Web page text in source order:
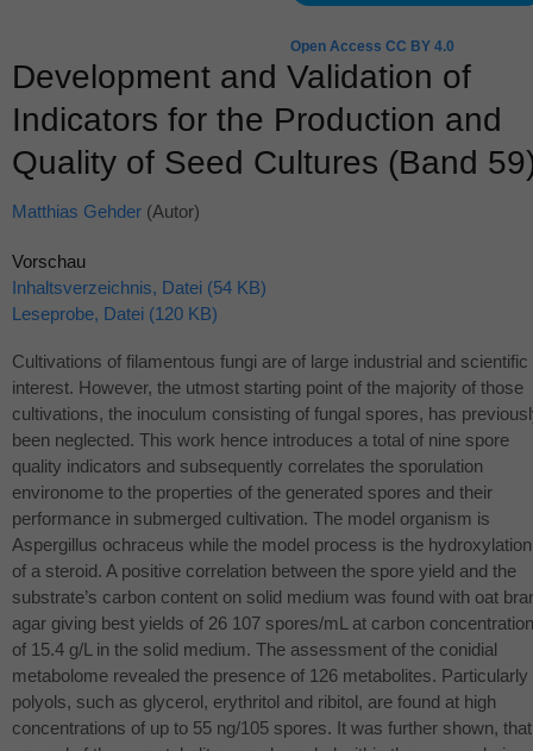
Open Access CC BY 4.0
Development and Validation of
Indicators for the Production and
Quality of Seed Cultures (Band
Matthias Gehder (Autor)
Vorschau
Inhaltsverzeichnis, Datei (54 KB)
Leseprobe, Datei (120 KB)
Cultivations of filamentous fungi are of large industrial and scientific
interest. However, the utmost starting point of the majority of those
cultivations, the inoculum consisting of fungal spores, has
been neglected. This work hence introduces a total of nine spore
quality indicators and subsequently correlates the sporulation
environome to the properties of the generated spores and their
performance in submerged cultivation. The model organism is
Aspergillus ochraceus while the model process is the hydroxylation
of a steroid. A positive correlation between the spore yield and the
substrate’s carbon content on solid medium was found with oat
agar giving best yields of 26 107 spores/mL at carbon
of 15.4 g/L in the solid medium. The assessment of the conidial
metabolome revealed the presence of 126 metabolites. Particularly
polyols, such as glycerol, erythritol and ribitol, are found at high
concentrations of up to 55 ng/105 spores. It was further shown, that